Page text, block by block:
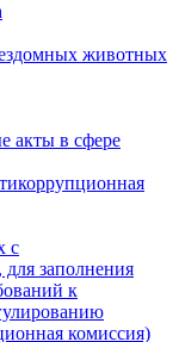
животных
акты в сфере
с
заполнения
к
комиссия)